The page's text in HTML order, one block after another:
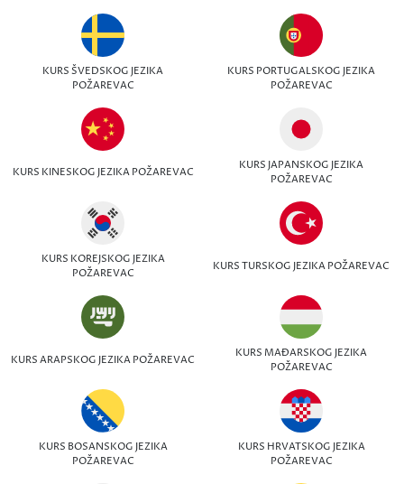
KURS ŠVEDSKOG JEZIKA
POŽAREVAC
KURS PORTUGALSKOG JEZIKA
POŽAREVAC
KURS KINESKOG JEZIKA POŽAREVAC
KURS JAPANSKOG JEZIKA
POŽAREVAC
KURS KOREJSKOG JEZIKA
POŽAREVAC
KURS TURSKOG JEZIKA POŽAREVAC
KURS ARAPSKOG JEZIKA POŽAREVAC
KURS MAĐARSKOG JEZIKA
POŽAREVAC
KURS BOSANSKOG JEZIKA
POŽAREVAC
KURS HRVATSKOG JEZIKA
POŽAREVAC